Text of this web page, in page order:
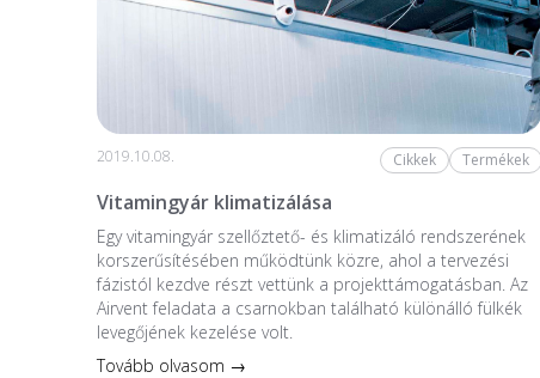
2019.10.08. Cikkek Termékek
Vitamingyár klimatizálása
Egy vitamingyár szellőztető- és klimatizáló rendszerének
korszerűsítésében működtünk közre, ahol a tervezési
fázistól kezdve részt vettünk a projekttámogatásban. Az
Airvent feladata a csarnokban található különálló fülkék
levegőjének kezelése volt.
Tovább olvasom →